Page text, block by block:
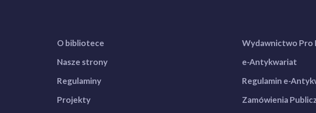
O bibliotece
Nasze strony
Regulaminy
Projekty
Wydawnictwo Pro
e-Antykwariat
Regulamin e-
Zamówienia